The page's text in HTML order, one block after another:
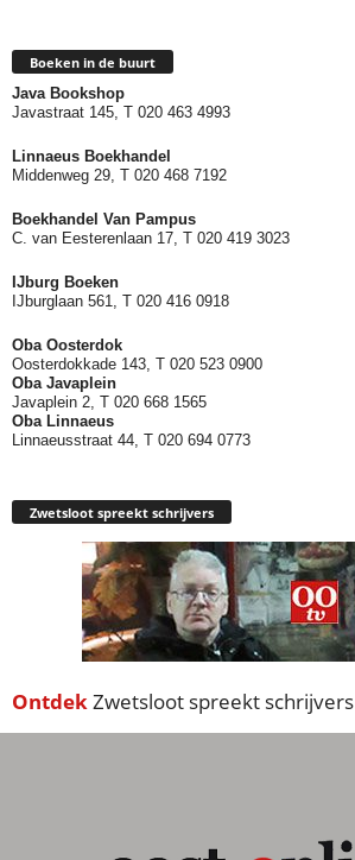
Boeken in de buurt
Java Bookshop
Javastraat 145, T 020 463 4993
Linnaeus Boekhandel
Middenweg 29, T 020 468 7192
Boekhandel Van Pampus
C. van Eesterenlaan 17, T 020 419 3023
IJburg Boeken
IJburglaan 561, T 020 416 0918
Oba Oosterdok
Oosterdokkade 143, T 020 523 0900
Oba Javaplein
Javaplein 2, T 020 668 1565
Oba Linnaeus
Linnaeusstraat 44, T 020 694 0773
Zwetsloot spreekt schrijvers
OntdekZwetsloot spreekt schrijvers